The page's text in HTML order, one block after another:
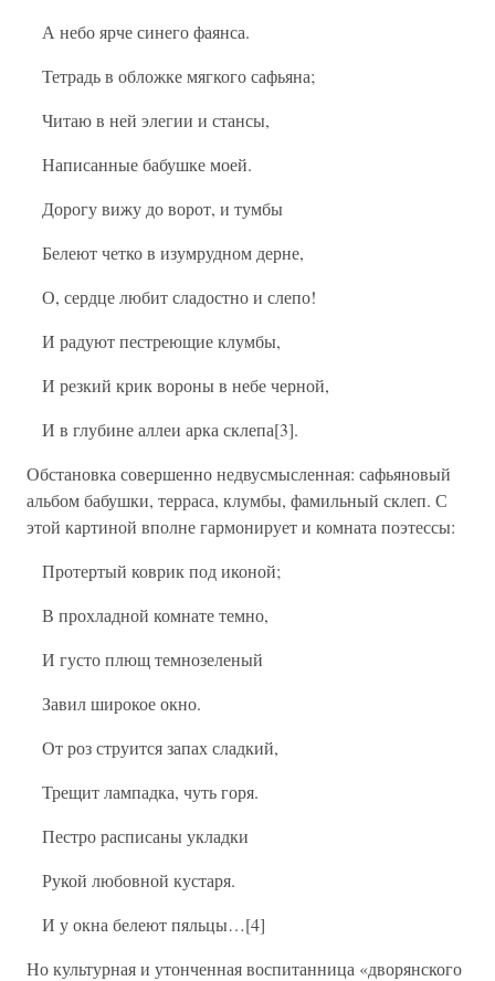
А небо ярче синего фаянса.
Тетрадь в обложке мягкого сафьяна;
Читаю в ней элегии и стансы,
Написанные бабушке моей.
Дорогу вижу до ворот, и тумбы
Белеют четко в изумрудном дерне,
О, сердце любит сладостно и слепо!
И радуют пестреющие клумбы,
И резкий крик вороны в небе черной,
И в глубине аллеи арка склепа[3].
Обстановка совершенно недвусмысленная: сафьяновый
альбом бабушки, терраса, клумбы, фамильный склеп. С
этой картиной вполне гармонирует и комната поэтессы:
Протертый коврик под иконой;
В прохладной комнате темно,
И густо плющ темнозеленый
Завил широкое окно.
От роз струится запах сладкий,
Трещит лампадка, чуть горя.
Пестро расписаны укладки
Рукой любовной кустаря.
И у окна белеют пяльцы…[4]
Но культурная и утонченная воспитанница «дворянского